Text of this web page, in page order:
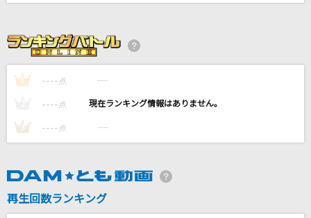
みやかわくん
行くぜっ!怪盗少女
ももいろクローバー
[オリカラ]泡沫、哀のまほろば
中島みゆき
1 ---- 点 ----
---- 点 ----
3 ---- 点 ----
再生回数ランキング